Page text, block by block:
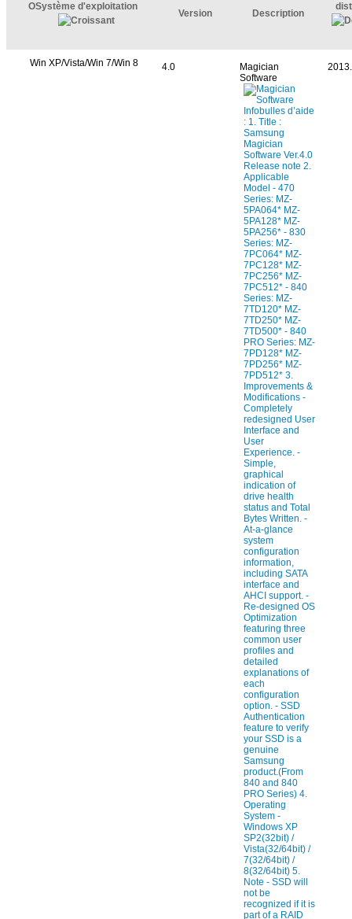
OSystème d'exploitation
Version Description
Win XP/Vista/Win 7/Win 8 4.0
Magician
Software